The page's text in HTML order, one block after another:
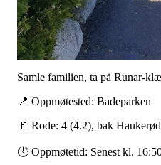
Samle familien, ta på Runar-
📍 Oppmøtested: Badeparken
🚩 Rode: 4 (4.2), bak
🕔 Oppmøtetid: Senest kl.